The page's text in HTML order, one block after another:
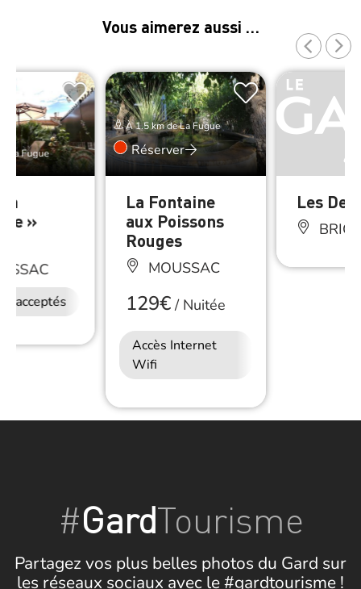
Vous aimerez aussi …
La Fugue
la
»
acceptés
À 1.5 km de La Fugue
Réserver
La Fontaine
aux Poissons
Rouges
MOUSSAC
129€/Nuitée
Accès Internet
Wifi
Les
#GardTourisme
Partagez vos plus belles photos du Gard sur
les réseaux sociaux avec le #gardtourisme !